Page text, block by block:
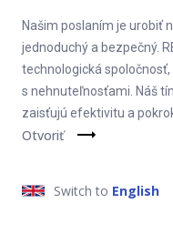
Našim poslaním je urobiť
jednoduchý a bezpečný.
technologická
s nehnuteľnosťami. Náš
zaisťujú efektivitu a
Otvoriť
Switch to English